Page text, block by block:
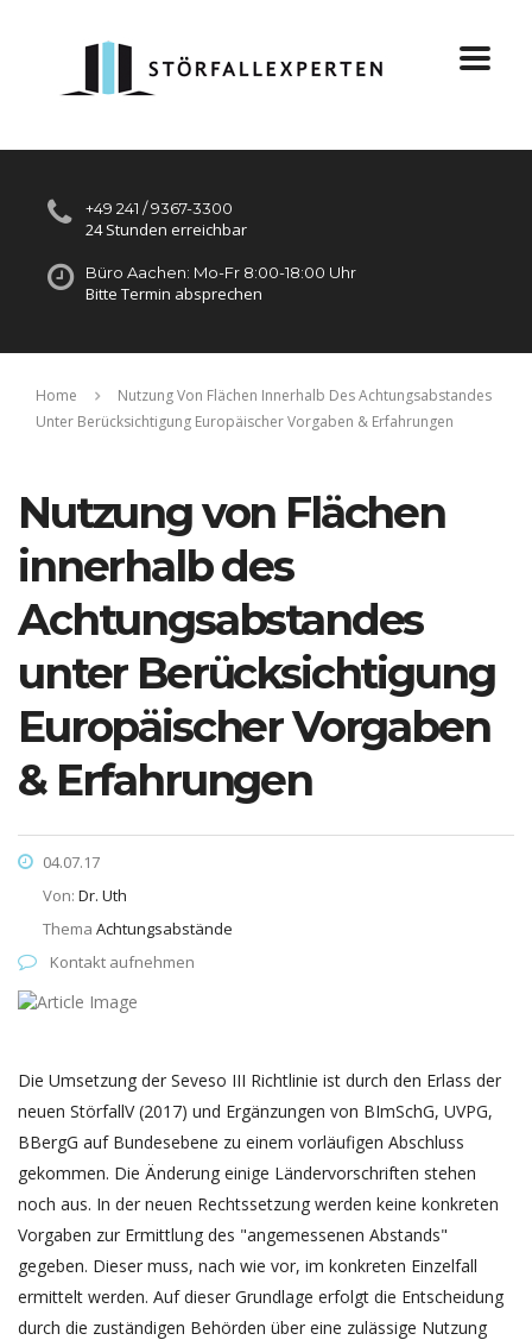
+49 241 / 9367-3300
24 Stunden erreichbar
Büro Aachen: Mo-Fr 8:00-18:00 Uhr
Bitte Termin absprechen
Home
Nutzung Von Flächen Innerhalb Des Achtungsabstandes
Unter Berücksichtigung Europäischer Vorgaben & Erfahrungen
Nutzung von Flächen
innerhalb des
Achtungsabstandes
unter Berücksichtigung
Europäischer Vorgaben
& Erfahrungen
04.07.17
Von: Dr. Uth
Thema Achtungsabstände
Kontakt aufnehmen
Die Umsetzung der Seveso III Richtlinie ist durch den Erlass der
neuen StörfallV (2017) und Ergänzungen von BImSchG, UVPG,
BBergG auf Bundesebene zu einem vorläufigen Abschluss
gekommen. Die Änderung einige Ländervorschriften stehen
noch aus. In der neuen Rechtssetzung werden keine konkreten
Vorgaben zur Ermittlung des "angemessenen Abstands"
gegeben. Dieser muss, nach wie vor, im konkreten Einzelfall
ermittelt werden. Auf dieser Grundlage erfolgt die Entscheidung
durch die zuständigen Behörden über eine zulässige Nutzung